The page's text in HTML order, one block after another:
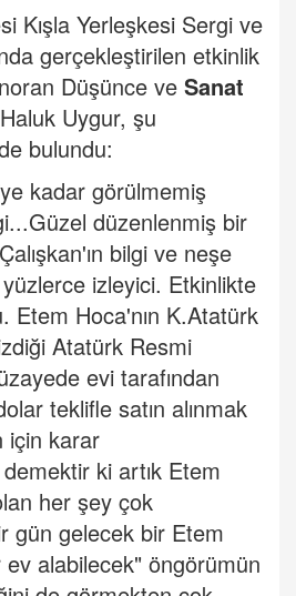
Kışla Yerleşkesi Sergi ve
gerçekleştirilen etkinlik
Düşünce ve Sanat
Uygur, şu
bulundu:
kadar görülmemiş
düzenlenmiş bir
bilgi ve neşe
izleyici. Etkinlikte
Etem Hoca'nın K.Atatürk
Atatürk Resmi
evi tarafından
teklifle satın alınmak
için karar
ki artık Etem
her şey çok
gün gelecek bir Etem
ev alabilecek" öngörümün